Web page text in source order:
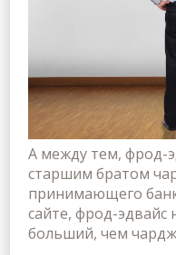
А между тем, фрод-
старшим братом
принимающего
сайте, фрод-
больший, чем